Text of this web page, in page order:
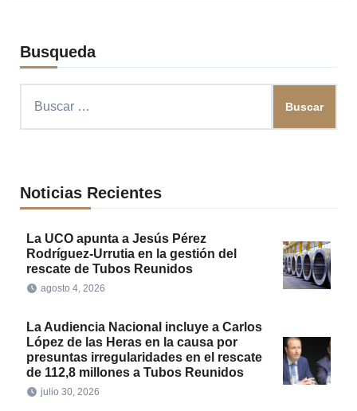
Busqueda
Noticias Recientes
La UCO apunta a Jesús Pérez
Rodríguez-Urrutia en la gestión del
rescate de Tubos Reunidos
agosto 4, 2026
La Audiencia Nacional incluye a Carlos
López de las Heras en la causa por
presuntas irregularidades en el rescate
de 112,8 millones a Tubos Reunidos
julio 30, 2026